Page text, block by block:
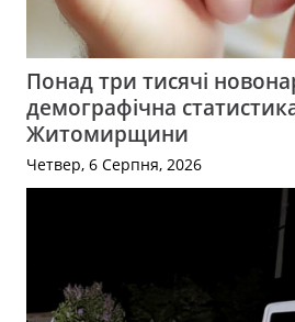
Понад три тисячі
демографічна
Житомирщини
Четвер, 6 Серпня, 2026